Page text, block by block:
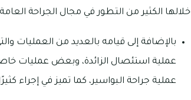
خلالها الكثير من التطور في مجال الجراحة
بالإضافة إلى قيامه بالعديد من العمليات
عملية استئصال الزائدة، وبعض عمليات
عملية جراحة البواسير، كما تميز في إجراء